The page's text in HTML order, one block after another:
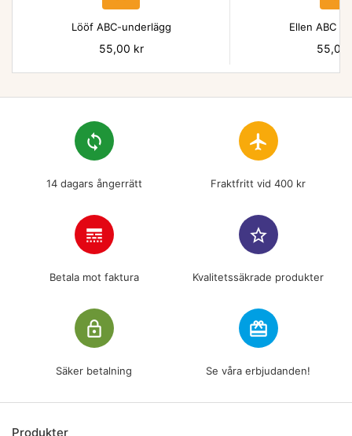
Lööf ABC-underlägg
Pris
55,00 kr
Ellen ABC
Pris
55,00
loop
14 dagars ångerrätt
flight
Fraktfritt vid 400 kr
line_style
Betala mot faktura
star_border
Kvalitetssäkrade produkter
lock_outline
Säker betalning
redeem
Se våra erbjudanden!
Produkter